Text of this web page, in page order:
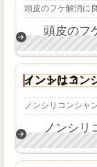
頭皮のフケ解消に
頭皮のフ
ノンシリコンシャンプーでも注意したほうが良いポイントは？
ノンシリコンシャ
ノンシリ